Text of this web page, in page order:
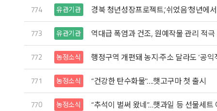
774 유관기관 경북 청년성장프로젝트,‘쉬었음’청년에
773 유관기관 역대급 폭염과 건조, 원예작물 관리 적
772 농정소식 행정구역 개편돼 농지·주소 달라도 ‘공익
771 농정소식 “건강한 탄수화물"….햇고구마 첫 출시
770 농정소식 “추석이 벌써 왔네”…햇과일 등 선물세트